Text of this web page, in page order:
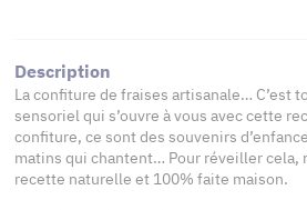
Description
La confiture de fraises artisanale… C’est
sensoriel qui s’ouvre à vous avec cette
confiture, ce sont des souvenirs
matins qui chantent… Pour réveiller cela,
recette naturelle et 100% faite maison.